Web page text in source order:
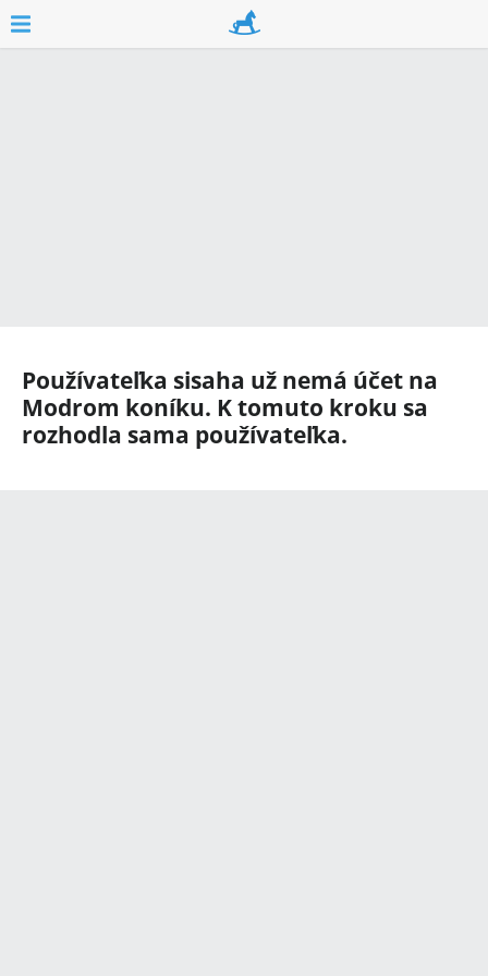
Používateľka sisaha už nemá účet na
Modrom koníku. K tomuto kroku sa
rozhodla sama používateľka.